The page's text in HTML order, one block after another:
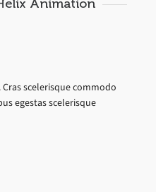
Animation
scelerisque commodo
egestas scelerisque